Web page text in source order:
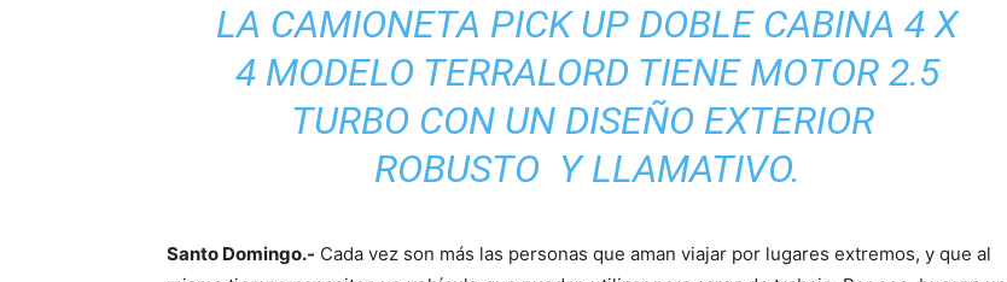
LA CAMIONETA PICK UP DOBLE CABINA 4 X
4 MODELO TERRALORD TIENE MOTOR 2.5
TURBO CON UN DISEÑO EXTERIOR
ROBUSTO Y LLAMATIVO.
Santo Domingo.- Cada vez son más las personas que aman viajar por lugares extremos, y que al